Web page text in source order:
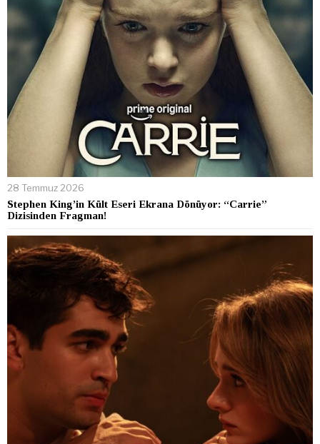
28 Temmuz 2026
Stephen King’in Kült Eseri Ekrana Dönüyor: “Carrie”
Dizisinden Fragman!